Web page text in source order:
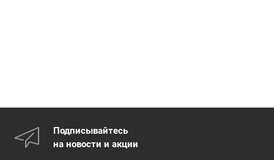
Подписывайтесь
на новости и акции